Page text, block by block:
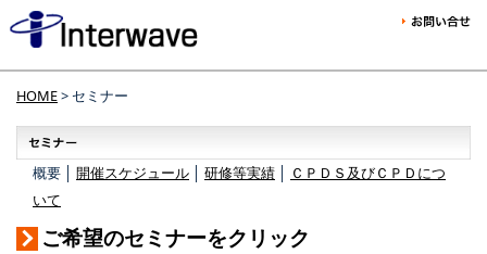
HOME> セミナー
概要 │ 開催スケジュール 研修等実績
ＣＰＤＳ及びＣＰＤにつ
いて
ご希望のセミナーをクリック